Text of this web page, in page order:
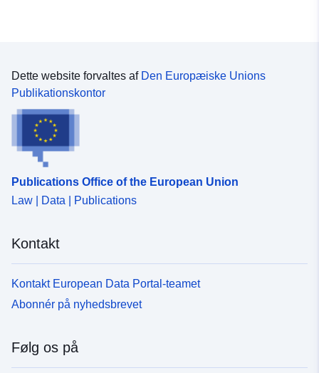
Dette website forvaltes af Den Europæiske Unions
Publikationskontor
Publications Office of the European Union
Law | Data | Publications
Kontakt
Kontakt European Data Portal-teamet
Abonnér på nyhedsbrevet
Følg os på